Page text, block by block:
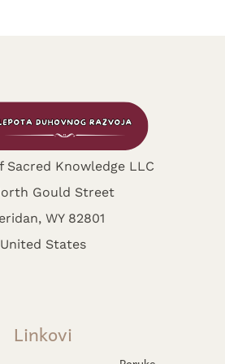
Sacred Knowledge LLC
Gould Street
WY 82801
United States
Linkovi